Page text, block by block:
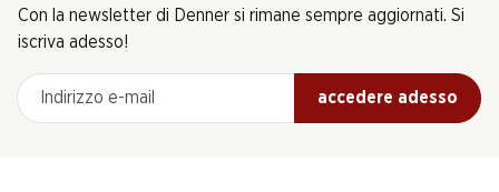
Con la newsletter di Denner si rimane sempre aggiornati. Si
iscriva adesso!
Indirizzo e-mail
accedere adesso